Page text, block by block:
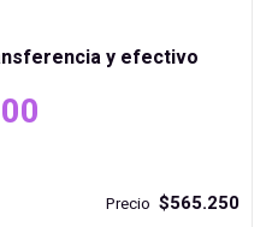
y efectivo
Precio $565.250